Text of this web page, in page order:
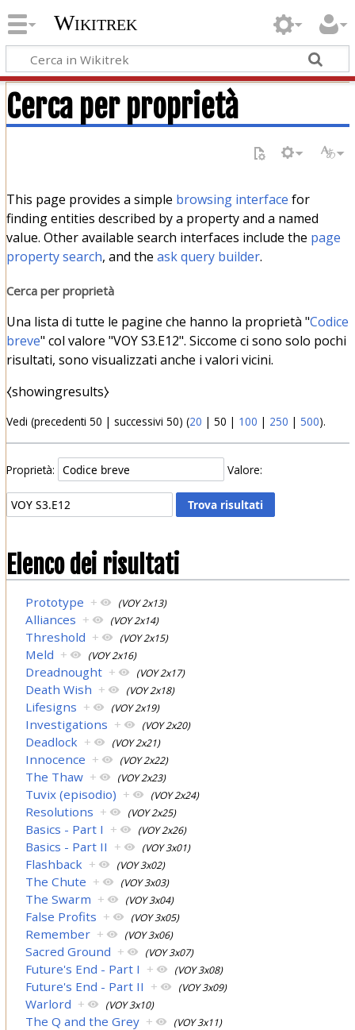
Wikitrek
Cerca per proprietà
This page provides a simple browsing interface for
finding entities described by a property and a named
value. Other available search interfaces include the page
property search, and the ask query builder.
Cerca per proprietà
Una lista di tutte le pagine che hanno la proprietà "Codice
breve" col valore "VOY S3.E12". Siccome ci sono solo pochi
risultati, sono visualizzati anche i valori vicini.
⧼showingresults⧽
Vedi (precedenti 50 | successivi 50) (20 | 50 | 100 | 250 | 500).
Proprietà: Valore:
Elenco dei risultati
Prototype + (VOY 2x13)
Alliances + (VOY 2x14)
Threshold + (VOY 2x15)
Meld + (VOY 2x16)
Dreadnought + (VOY 2x17)
Death Wish + (VOY 2x18)
Lifesigns + (VOY 2x19)
Investigations + (VOY 2x20)
Deadlock + (VOY 2x21)
Innocence + (VOY 2x22)
The Thaw + (VOY 2x23)
Tuvix (episodio) + (VOY 2x24)
Resolutions + (VOY 2x25)
Basics - Part I + (VOY 2x26)
Basics - Part II + (VOY 3x01)
Flashback + (VOY 3x02)
The Chute + (VOY 3x03)
The Swarm + (VOY 3x04)
False Profits + (VOY 3x05)
Remember + (VOY 3x06)
Sacred Ground + (VOY 3x07)
Future's End - Part I + (VOY 3x08)
Future's End - Part II + (VOY 3x09)
Warlord + (VOY 3x10)
The Q and the Grey + (VOY 3x11)